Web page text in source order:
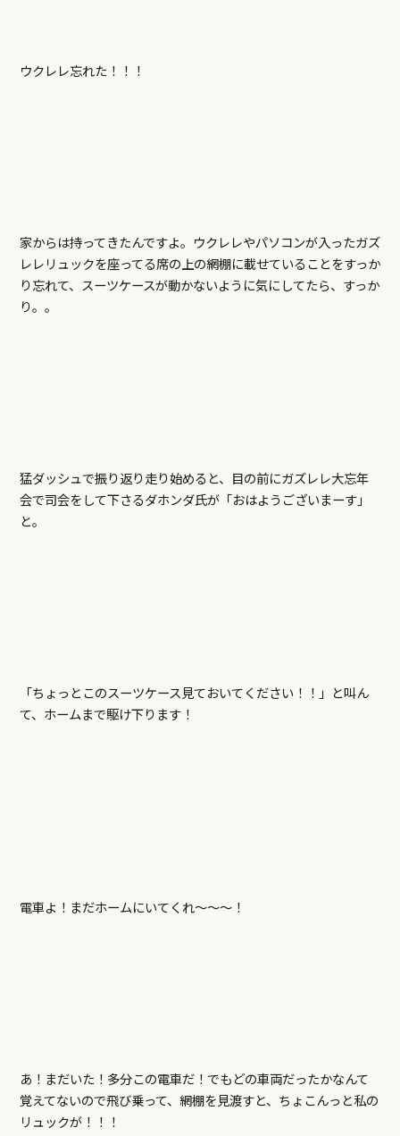
ウクレレ忘れた！！！
家からは持ってきたんですよ。ウクレレやパソコンが入ったガズ
レレリュックを座ってる席の上の網棚に載せていることをすっか
り忘れて、スーツケースが動かないように気にしてたら、すっか
り。。
猛ダッシュで振り返り走り始めると、目の前にガズレレ大忘年
会で司会をして下さるダホンダ氏が「おはようございまーす」
と。
「ちょっとこのスーツケース見ておいてください！！」と叫ん
て、ホームまで駆け下ります！
電車よ！まだホームにいてくれ～～～！
あ！まだいた！多分この電車だ！でもどの車両だったかなんて
覚えてないので飛び乗って、網棚を見渡すと、ちょこんっと私の
リュックが！！！